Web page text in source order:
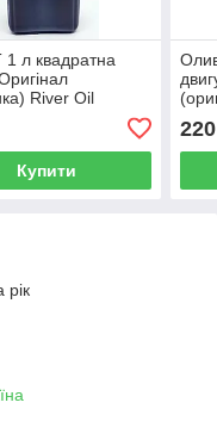
1 л квадратна
River Oil
Купити
220
рік